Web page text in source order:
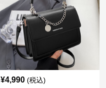
¥4,990 (税込)